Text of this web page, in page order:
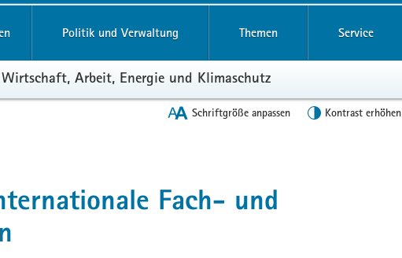
Politik und Verwaltung Themen Service
Arbeit, Energie und Klimaschutz
Schriftgröße anpassen Kontrast erhöhen
Fach- und